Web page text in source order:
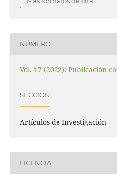
NÚMERO
Vol. 17 (2022): Publicación
SECCIÓN
Artículos de Investigación
LICENCIA